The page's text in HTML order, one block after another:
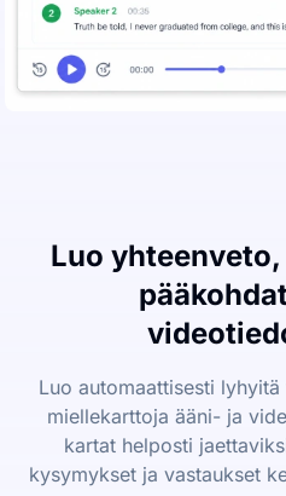
Luo
Luo automaattisesti
miellekarttoja ääni- ja
kartat helposti
kysymykset ja vastaukset